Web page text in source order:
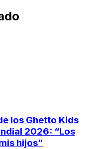
los Ghetto Kids
2026: “Los
hijos”